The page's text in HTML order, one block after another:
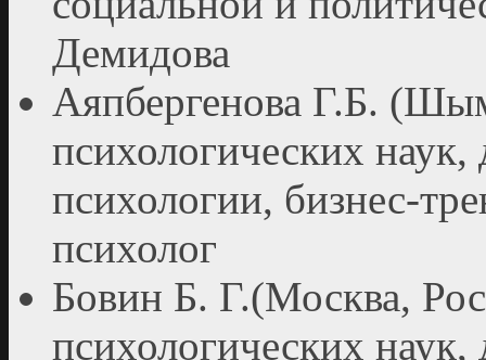
Демидова
Аяпбергенова Г.Б.
психологических
психологии, бизнес-
психолог
Бовин Б. Г.(Москва,
психологических